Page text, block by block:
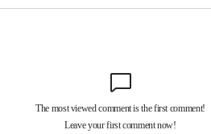
㎜ 비
닥 1.3%↑
…박선원·최민희·서미화·
표율 45.42%로 1위… 정
표…金 47.75%·鄭